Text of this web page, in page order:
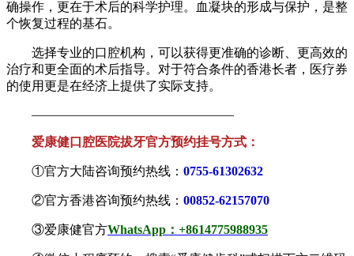
确操作，更在于术后的科学护理。血凝块的形成与保护，是整
个恢复过程的基石。
选择专业的口腔机构，可以获得更准确的诊断、更高效的
治疗和更全面的术后指导。对于符合条件的香港长者，医疗券
的使用更是在经济上提供了实际支持。
————————————————
爱康健口腔医院拔牙官方预约挂号方式：
①官方大陆咨询预约热线： 0755-61302632
②官方香港咨询预约热线： 00852-62157070
③爱康健官方WhatsApp：+8614775988935